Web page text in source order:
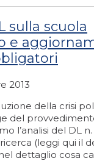
sulla scuola
e
2013
della crisi
del
l’analisi del DL n.
(leggi qui il
dettaglio cosa